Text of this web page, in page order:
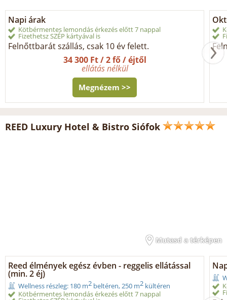
Napi árak
Kötbérmentes lemondás érkezés előtt 7 nappal
Fizethetsz SZÉP kártyával is
Felnőttbarát szállás, csak 10 év felett.
34 300 Ft / 2 fő / éjtől
ellátás nélkül
Megnézem >>
REED Luxury Hotel & Bistro Siófok
Mutasd a térképen
Reed élmények egész évben - reggelis ellátással
(min. 2 éj)
Wellness részleg: 180 m2 beltéren, 250 m2 kültéren
Kötbérmentes lemondás érkezés előtt 7 nappal